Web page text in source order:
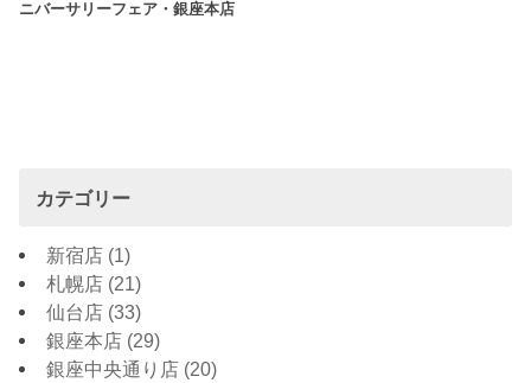
ニバーサリーフェア・銀座本店
カテゴリー
新宿店 (1)
札幌店 (21)
仙台店 (33)
銀座本店 (29)
銀座中央通り店 (20)